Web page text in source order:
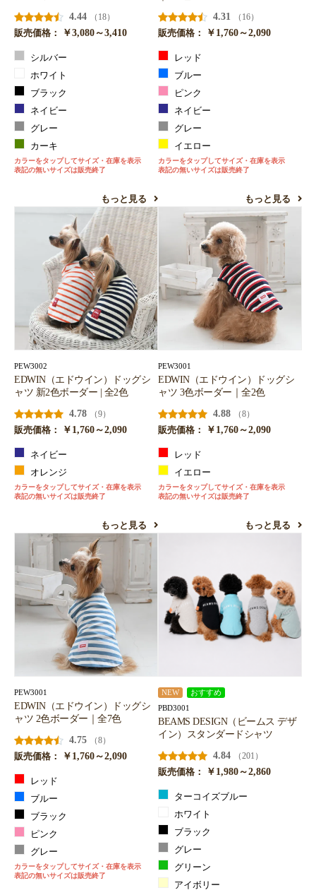
4.44
（18）
販売価格：
￥3,080～3,410
シルバー
ホワイト
ブラック
ネイビー
グレー
カーキ
カラーをタップしてサイズ・在庫を表示
表記の無いサイズは販売終了
もっと見る
4.31
（16）
販売価格：
￥1,760～2,090
レッド
ブルー
ピンク
ネイビー
グレー
イエロー
カラーをタップしてサイズ・在庫を表示
表記の無いサイズは販売終了
もっと見る
PEW3002
EDWIN（エドウイン）ドッグシ
ャツ 新2色ボーダー | 全2色
4.78
（9）
販売価格：
￥1,760～2,090
ネイビー
オレンジ
カラーをタップしてサイズ・在庫を表示
表記の無いサイズは販売終了
もっと見る
PEW3001
EDWIN（エドウイン）ドッグシ
ャツ 3色ボーダー｜全2色
4.88
（8）
販売価格：
￥1,760～2,090
レッド
イエロー
カラーをタップしてサイズ・在庫を表示
表記の無いサイズは販売終了
もっと見る
PEW3001
EDWIN（エドウイン）ドッグシ
ャツ 2色ボーダー｜全7色
4.75
（8）
販売価格：
￥1,760～2,090
レッド
ブルー
ブラック
ピンク
グレー
カラーをタップしてサイズ・在庫を表示
表記の無いサイズは販売終了
NEW おすすめ
PBD3001
BEAMS DESIGN（ビームス デザ
イン）スタンダードシャツ
4.84
（201）
販売価格：
￥1,980～2,860
ターコイズブルー
ホワイト
ブラック
グレー
グリーン
アイボリー